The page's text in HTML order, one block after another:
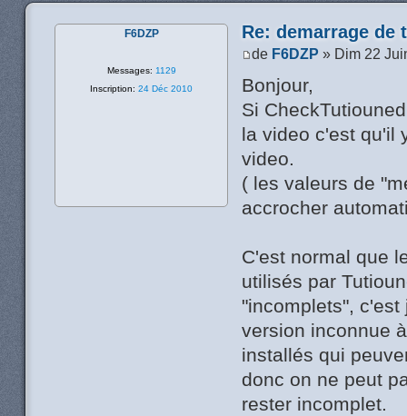
Re: demarrage de
de F6DZP » Dim 22
Bonjour,
Si
la video c'est qu'il
video.
( les valeurs de
accrocher
C'est normal que
utilisés par
"incomplets",
version inconnue
installés qui
donc on ne peut
rester incomplet.
F6DZP
Messages: 1129
Inscription: 24 Déc 2010